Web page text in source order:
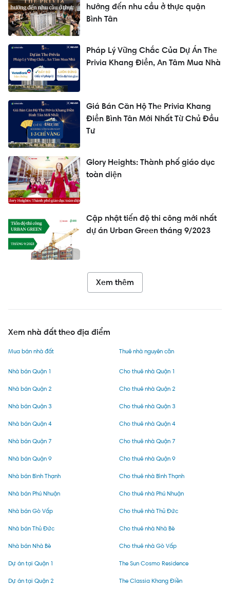
hướng đến nhu cầu ở thực quận
Bình Tân
Pháp Lý Vững Chắc Của Dự Án The
Privia Khang Điền, An Tâm Mua Nhà
Giá Bán Căn Hộ The Privia Khang
Điền Bình Tân Mới Nhất Từ Chủ Đầu
Tư
Glory Heights: Thành phố giáo dục
toàn diện
Cập nhật tiến độ thi công mới nhất
dự án Urban Green tháng 9/2023
Xem thêm
Xem nhà đất theo địa điểm
Mua bán nhà đất
Nhà bán Quận 1
Nhà bán Quận 2
Nhà bán Quận 3
Nhà bán Quận 4
Nhà bán Quận 7
Nhà bán Quận 9
Nhà bán Bình Thạnh
Nhà bán Phú Nhuận
Nhà bán Gò Vấp
Nhà bán Thủ Đức
Nhà bán Nhà Bè
Thuê nhà nguyên căn
Cho thuê nhà Quận 1
Cho thuê nhà Quận 2
Cho thuê nhà Quận 3
Cho thuê nhà Quận 4
Cho thuê nhà Quận 7
Cho thuê nhà Quận 9
Cho thuê nhà Bình Thạnh
Cho thuê nhà Phú Nhuận
Cho thuê nhà Thủ Đức
Cho thuê nhà Nhà Bè
Cho thuê nhà Gò Vấp
Dự án tại Quận 1
Dự án tại Quận 2
The Sun Cosmo Residence
The Classia Khang Điền